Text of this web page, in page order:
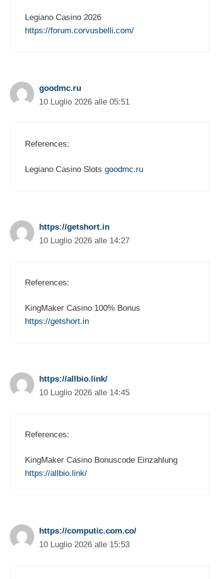
Legiano Casino 2026
https://forum.corvusbelli.com/
goodmc.ru
10 Luglio 2026 alle 05:51
References:
Legiano Casino Slots goodmc.ru
https://getshort.in
10 Luglio 2026 alle 14:27
References:
KingMaker Casino 100% Bonus
https://getshort.in
https://allbio.link/
10 Luglio 2026 alle 14:45
References:
KingMaker Casino Bonuscode Einzahlung
https://allbio.link/
https://computic.com.co/
10 Luglio 2026 alle 15:53